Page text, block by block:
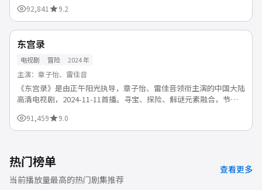
92,841 9.2
中国
47分钟/集
东宫录
电视剧 冒险 2024年
主演： 章子怡、雷佳音
《东宫录》是由正午阳光执导，章子怡、雷佳音领衔主演的中国大陆
高清电视剧，2024-11-11首播。寻宝、探险、解谜元素融合，节奏
91,459 9.0
热门榜单
当前播放量最高的热门剧集推荐
查看更多
99:06